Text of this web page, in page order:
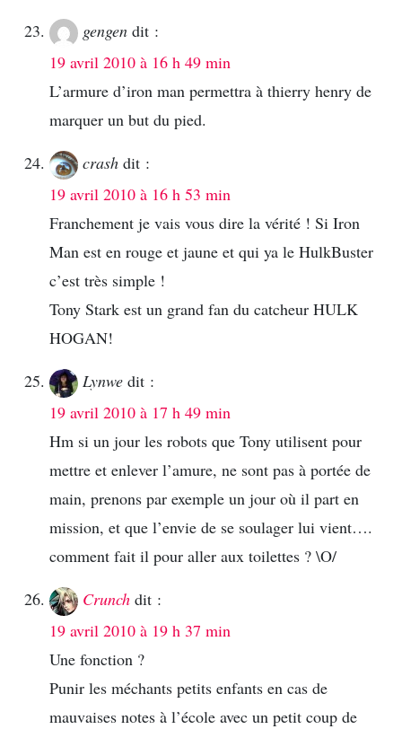
gengen dit :
19 avril 2010 à 16 h 49 min
L’armure d’iron man permettra à thierry henry de
marquer un but du pied.
crash dit :
19 avril 2010 à 16 h 53 min
Franchement je vais vous dire la vérité ! Si Iron
Man est en rouge et jaune et qui ya le HulkBuster
c’est très simple !
Tony Stark est un grand fan du catcheur HULK
HOGAN!
Lynwe dit :
19 avril 2010 à 17 h 49 min
Hm si un jour les robots que Tony utilisent pour
mettre et enlever l’amure, ne sont pas à portée de
main, prenons par exemple un jour où il part en
mission, et que l’envie de se soulager lui vient….
comment fait il pour aller aux toilettes ? \O/
Crunch dit :
19 avril 2010 à 19 h 37 min
Une fonction ?
Punir les méchants petits enfants en cas de
mauvaises notes à l’école avec un petit coup de